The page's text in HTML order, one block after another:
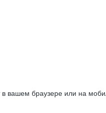
браузере или на